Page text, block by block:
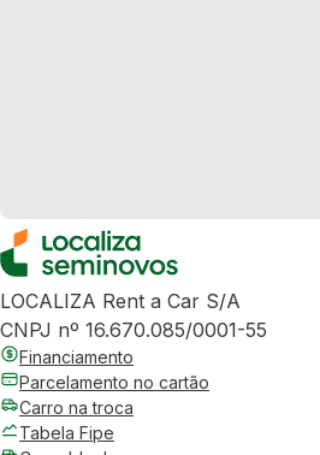
LOCALIZA Rent a Car S/A
CNPJ nº 16.670.085/0001-55
Financiamento
Parcelamento no cartão
Carro na troca
Tabela Fipe